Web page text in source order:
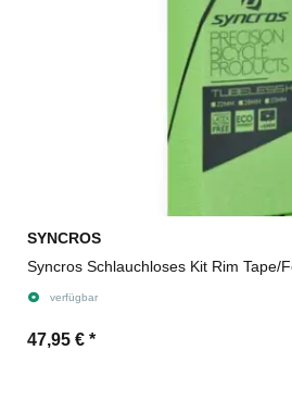
SYNCROS
Syncros Schlauchloses Kit Rim Tape/
verfügbar
47,95 € *